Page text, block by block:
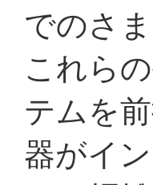
でのさ
これら
テムを
器がイ